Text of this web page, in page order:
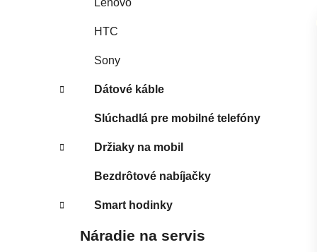
HTC
Sony
Dátové káble
Slúchadlá pre mobilné telefóny
Držiaky na mobil
Bezdrôtové nabíjačky
Smart hodinky
Náradie na servis